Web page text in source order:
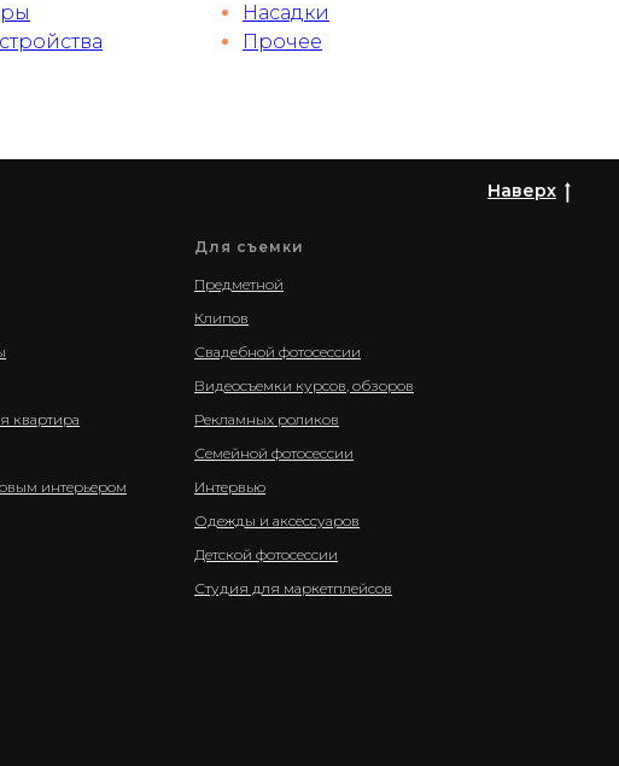
Насадки
Прочее
Наверх
квартира
интерьером
Для съемки
Предметной
Клипов
Свадебной фотосессии
Видеосъемки курсов, обзоров
Рекламных роликов
Семейной фотосессии
Интервью
Одежды и аксессуаров
Детской фотосессии
Студия для маркетплейсов